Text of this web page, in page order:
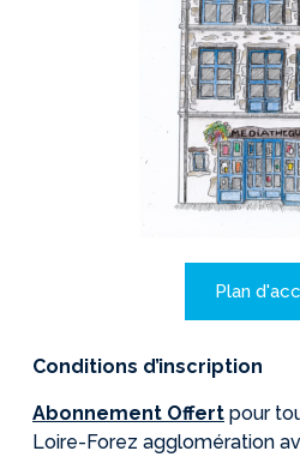
Plan
Conditions d’inscription
Abonnement Offert pour
Loire-Forez agglomération